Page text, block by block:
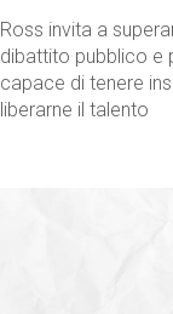
Ross invita a
dibattito pubblico e
capace di tenere
liberarne il talento